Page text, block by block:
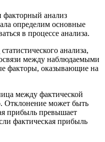
факторный анализ
определим основные
в процессе анализа.
анализа,
между наблюдаемыми
факторы, оказывающие на
между фактической
может быть
прибыль превышает
фактическая прибыль